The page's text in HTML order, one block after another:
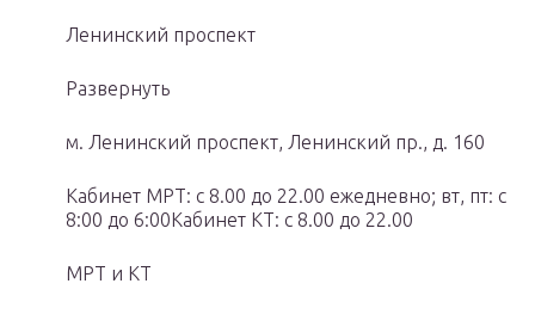
Ленинский проспект
Развернуть
м. Ленинский проспект, Ленинский пр., д. 160
Кабинет МРТ: с 8.00 до 22.00 ежедневно; вт, пт: с
8:00 до 6:00Кабинет КТ: с 8.00 до 22.00
МРТ и КТ